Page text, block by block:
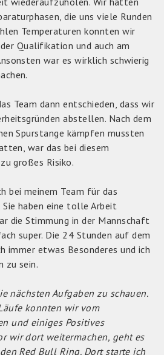
die uns viele Runden
Temperaturen konnten wir
Qualifikation und auch am
war es wirklich schwierig
Team dann entschieden, dass wir
abstellen. Nach dem
Spurstange kämpfen mussten
war das bei diesem
großes Risiko.
bei meinem Team für das
Sie haben eine tolle Arbeit
die Stimmung in der Mannschaft
super. Die 24 Stunden auf dem
immer etwas Besonderes und ich
zu sein.
nächsten Aufgaben zu schauen.
konnten wir vom
und einiges Positives
wir dort weitermachen, geht es
Red Bull Ring. Dort starte ich